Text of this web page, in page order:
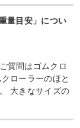
量目安」につい
質問はゴムクロ
ローラーのほと
大きなサイズの